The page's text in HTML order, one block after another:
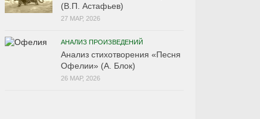
(В.П. Астафьев)
27 МАР, 2026
АНАЛИЗ ПРОИЗВЕДЕНИЙ
Анализ стихотворения «Песня
Офелии» (А. Блок)
26 МАР, 2026